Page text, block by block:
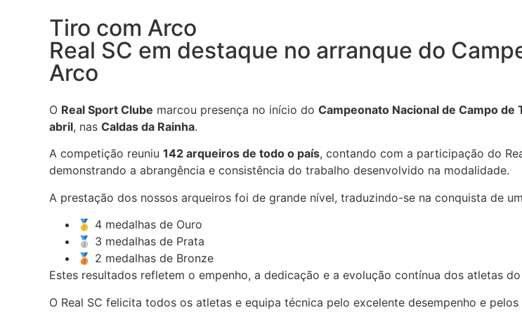
Tiro com Arco
Real SC em destaque no arranque do
Arco
O Real Sport Clube marcou presença no início do Campeonato Nacional de Campo
abril, nas Caldas da Rainha.
A competição reuniu 142 arqueiros de todo o país, contando com a participação do
demonstrando a abrangência e consistência do trabalho desenvolvido na modalidade.
A prestação dos nossos arqueiros foi de grande nível, traduzindo-se na conquista de
🥇 4 medalhas de Ouro
🥈 3 medalhas de Prata
🥉 2 medalhas de Bronze
Estes resultados refletem o empenho, a dedicação e a evolução contínua dos atletas
O Real SC felicita todos os atletas e equipa técnica pelo excelente desempenho e